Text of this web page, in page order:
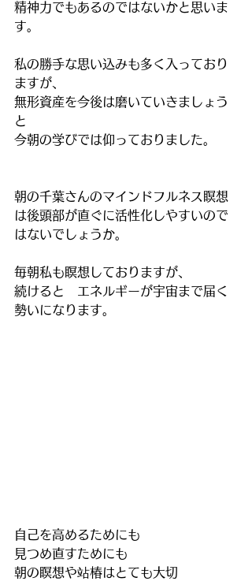
精神力でもあるのではないかと思いま
す。
私の勝手な思い込みも多く入っており
ますが、
無形資産を今後は磨いていきましょう
と
今朝の学びでは仰っておりました。
朝の千葉さんのマインドフルネス瞑想
は後頭部が直ぐに活性化しやすいので
はないでしょうか。
毎朝私も瞑想しておりますが、
続けると　エネルギーが宇宙まで届く
勢いになります。
自己を高めるためにも
見つめ直すためにも
朝の瞑想や站椿はとても大切